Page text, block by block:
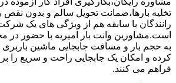
تخلیه بارها،ضمانت تحویل سالم و بدون نقص
رانندگان با سابقه هم از ویژگی های یک
است.مشاورین وانت بار امیریه با حضور در
به حجم بار و مسافت جابجایی ماشین باربری
کرده و امکان یک جابجایی راحت و سریع را
فراهم می کنند.